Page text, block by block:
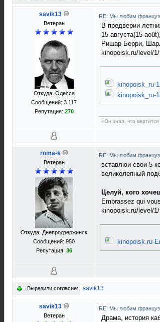
savik13
Ветеран
Откуда: Одесса
Сообщений: 3 117
Репутация: 270
RE: Мы любим
В предверии
15 августа(15
Ришар Берри,
kinopoisk.ru/level/
kinopoisk_ru-
kinopoisk_ru-
«Он знал, что
roma-k
Ветеран
Откуда: Днепродзержинск
Сообщений: 950
Репутация: 36
RE: Мы любим
вставлюи свои 5
великолепный
Целуй, кого
Embrassez qui
kinopoisk.ru/level/
kinopoisk.ru-
Выразили согласие: savik13
savik13
Ветеран
RE: Мы любим
Драма, история